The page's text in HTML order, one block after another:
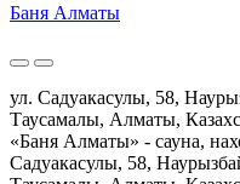
Баня Алматы
ул. Садуакасулы, 58,
Таусамалы, Алматы,
«Баня Алматы» - сауна,
Садуакасулы, 58,